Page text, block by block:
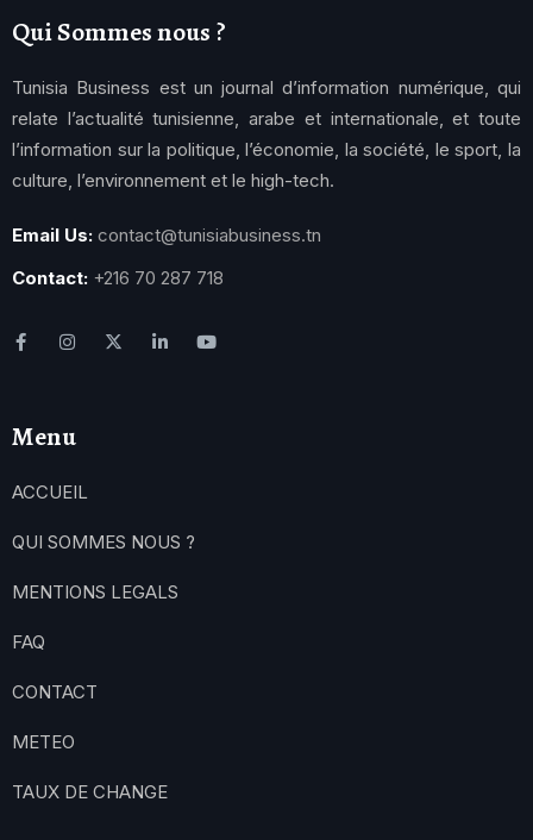
Qui Sommes nous ?
Tunisia Business est un journal d’information numérique, qui
relate l’actualité tunisienne, arabe et internationale, et toute
l’information sur la politique, l’économie, la société, le sport, la
culture, l’environnement et le high-tech.
Email Us: contact@tunisiabusiness.tn
Contact: +216 70 287 718
Menu
ACCUEIL
QUI SOMMES NOUS ?
MENTIONS LEGALS
FAQ
CONTACT
METEO
TAUX DE CHANGE